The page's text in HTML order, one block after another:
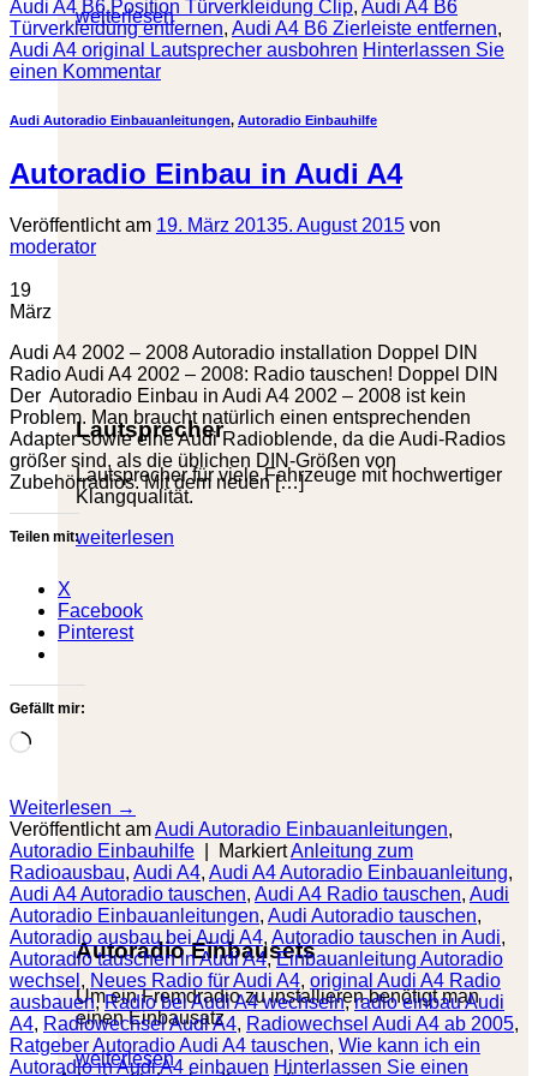
weiterlesen
Lautsprecher
Lautsprecher für viele Fahrzeuge mit hochwertiger
Klangqualität.
weiterlesen
Autoradio Einbausets
Um ein Fremdradio zu installieren benötigt man
einen Einbausatz
weiterlesen
Audi A4 B6 Position Türverkleidung Clip, Audi A4 B6
Türverkleidung entfernen, Audi A4 B6 Zierleiste entfernen,
Audi A4 original Lautsprecher ausbohren Hinterlassen Sie
einen Kommentar
Audi Autoradio Einbauanleitungen, Autoradio Einbauhilfe
Autoradio Einbau in Audi A4
Veröffentlicht am 19. März 20135. August 2015 von
moderator
19
März
Audi A4 2002 – 2008 Autoradio installation Doppel DIN
Radio Audi A4 2002 – 2008: Radio tauschen! Doppel DIN
Der Autoradio Einbau in Audi A4 2002 – 2008 ist kein
Problem. Man braucht natürlich einen entsprechenden
Adapter sowie eine Audi Radioblende, da die Audi-Radios
größer sind, als die üblichen DIN-Größen von
Zubehörradios. Mit dem neuen […]
Teilen mit:
X
Facebook
Pinterest
Gefällt mir:
Wird
Weiterlesen →
Veröffentlicht amAudi Autoradio Einbauanleitungen,
Autoradio Einbauhilfe
MarkiertAnleitung zum
Radioausbau, Audi A4, Audi A4 Autoradio Einbauanleitung,
Audi A4 Autoradio tauschen, Audi A4 Radio tauschen, Audi
Autoradio Einbauanleitungen, Audi Autoradio tauschen,
Autoradio ausbau bei Audi A4, Autoradio tauschen in Audi,
Autoradio tauschen in Audi A4,Einbauanleitung Autoradio
wechsel , Neues Radio für Audi A4, original Audi A4 Radio
ausbauen,Radio bei Audi A4 wechseln,radio einbau Audi
A4, Radiowechsel Audi A4, Radiowechsel Audi A4 ab 2005,
Ratgeber Autoradio Audi A4 tauschen, Wie kann ich ein
Autoradio in Audi A4 einbauen Hinterlassen Sie einen